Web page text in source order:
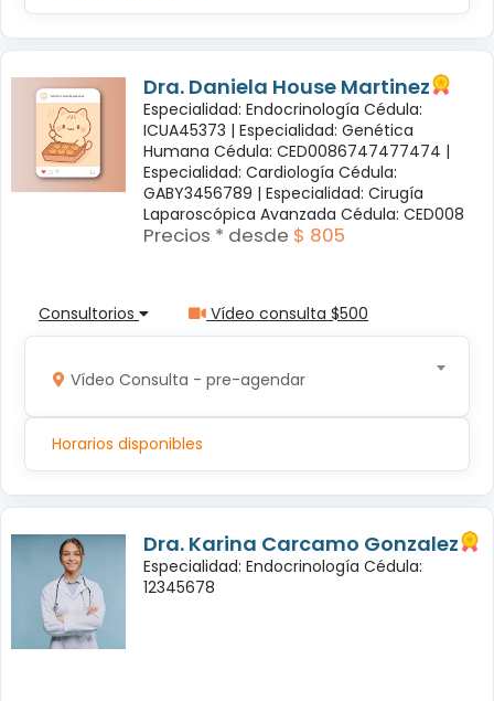
Dra. Daniela House Martinez
Especialidad: Endocrinología Cédula:
ICUA45373 | Especialidad: Genética
Humana Cédula: CED0086747477474 |
Especialidad: Cardiología Cédula:
GABY3456789 | Especialidad: Cirugía
Laparoscópica Avanzada Cédula: CED008
Precios * desde $ 805
Consultorios Vídeo consulta $500
Vídeo Consulta - pre-agendar
Horarios disponibles
Dra. Karina Carcamo Gonzalez
Especialidad: Endocrinología Cédula:
12345678